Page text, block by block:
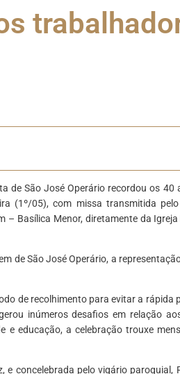
de São José Operário recordou os 40
(1º/05), com missa transmitida
– Basílica Menor, diretamente da
de São José Operário, a
de recolhimento para evitar a rápida
inúmeros desafios em relação
e educação, a celebração trouxe
e concelebrada pelo vigário paroquial,